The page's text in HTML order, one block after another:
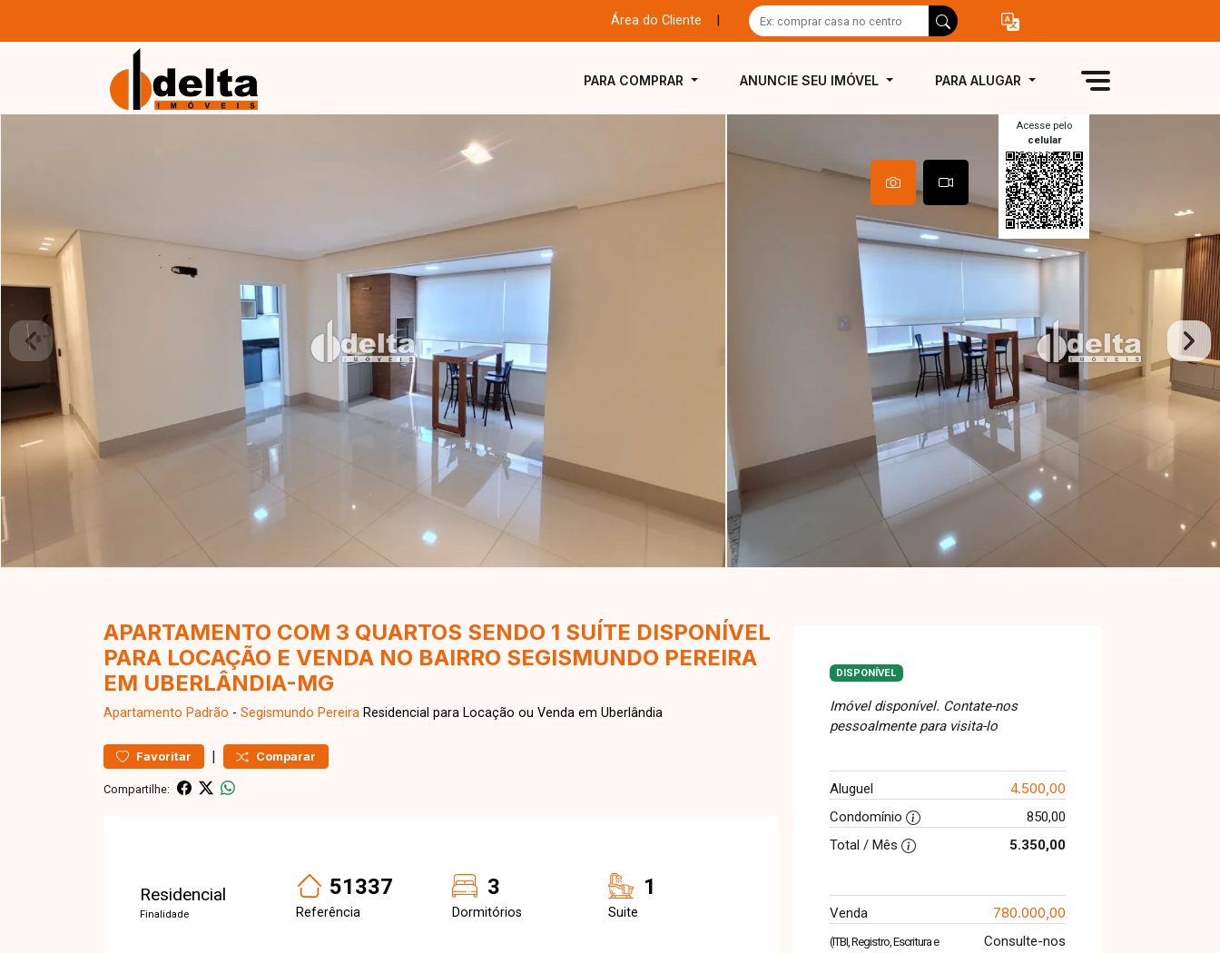
Área do Cliente
PARA COMPRAR ANUNCIE SEU IMÓVEL PARA ALUGAR
Acesse pelo
celular
APARTAMENTO COM 3 QUARTOS SENDO 1 SUÍTE DISPONÍVEL
PARA LOCAÇÃO E VENDA NO BAIRRO SEGISMUNDO PEREIRA
EM UBERLÂNDIA-MG
Apartamento Padrão - Segismundo Pereira Residencial para Locação ou Venda em Uberlândia
Favoritar | Comparar
Compartilhe:
Residencial
Finalidade
51337
Referência
3
Dormitórios
1
Suite
DISPONÍVEL
Imóvel disponível. Contate-nos
pessoalmente para visita-lo
Aluguel 4.500,00
Condomínio
850,00
Total / Mês
5.350,00
Venda 780.000,00
(ITBI, Registro, Escritura e
Consulte-nos